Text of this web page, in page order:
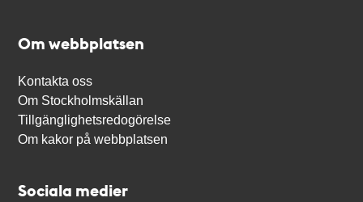
Om webbplatsen
Kontakta oss
Om Stockholmskällan
Tillgänglighetsredogörelse
Om kakor på webbplatsen
Sociala medier